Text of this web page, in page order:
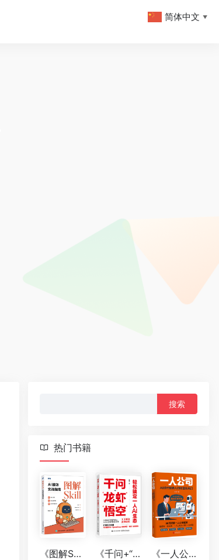
热门书籍
《图解Skill：AI提效实战指南》 《千问+“龙虾”+“悟空”：轻松搞定一人AI生态》 《一人公司：AI时代普通人的财富新风口》
简体中文 ▼